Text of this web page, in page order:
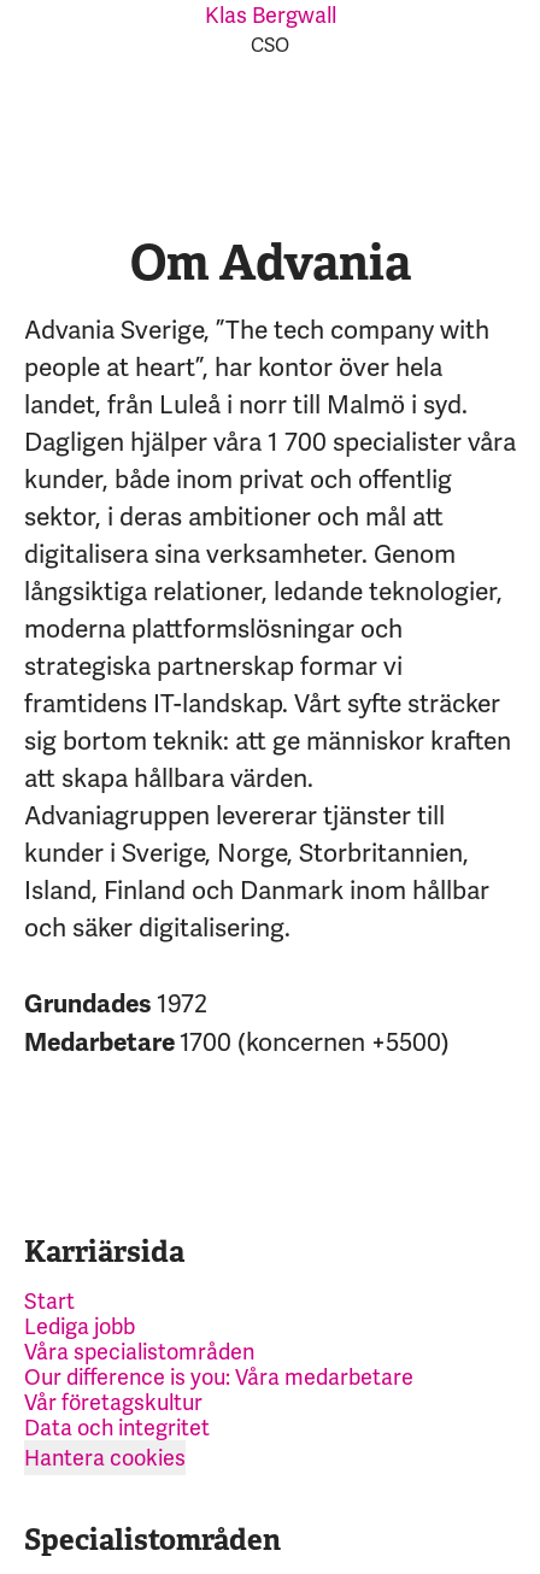
Klas Bergwall
CSO
Om Advania
Advania Sverige, ”The tech company with
people at heart”, har kontor över hela
landet, från Luleå i norr till Malmö i syd.
Dagligen hjälper våra 1 700 specialister våra
kunder, både inom privat och offentlig
sektor, i deras ambitioner och mål att
digitalisera sina verksamheter. Genom
långsiktiga relationer, ledande teknologier,
moderna plattformslösningar och
strategiska partnerskap formar vi
framtidens IT-landskap. Vårt syfte sträcker
sig bortom teknik: att ge människor kraften
att skapa hållbara värden.
Advaniagruppen levererar tjänster till
kunder i Sverige, Norge, Storbritannien,
Island, Finland och Danmark inom hållbar
och säker digitalisering.
Grundades1972
Medarbetare1700 (koncernen +5500)
Karriärsida
Start
Lediga jobb
Våra specialistområden
Our difference is you: Våra medarbetare
Vår företagskultur
Data och integritet
Hantera cookies
Specialistområden